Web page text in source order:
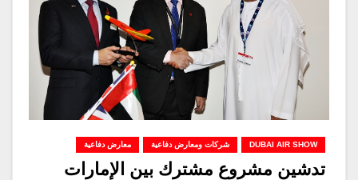
DUBAI AIR SHOW شركات ومعارض دفاعية معارض دفاعية
تدشين مشروع مشترك بين الإمارات